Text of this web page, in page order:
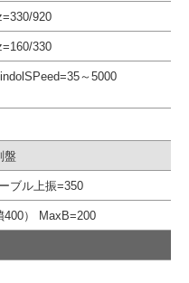
920
330
～5000
盤
ブル上振=350
） MaxB=200